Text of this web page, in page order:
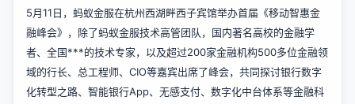
5月11日，蚂蚁金服在杭州西湖畔西子宾馆举办首届《移动智惠金
融峰会》，除了蚂蚁金服技术高管团队，国内著名高校的金融学
者、全国***的技术专家，以及超过200家金融机构500多位金融领
域的行长、总工程师、CIO等嘉宾出席了峰会，共同探讨银行数字
化转型之路、智能银行App、无感支付、数字化中台体系等金融科